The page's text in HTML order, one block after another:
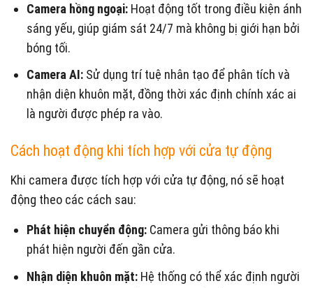
Camera hồng ngoại: Hoạt động tốt trong điều kiện ánh
sáng yếu, giúp giám sát 24/7 mà không bị giới hạn bởi
bóng tối.
Camera AI: Sử dụng trí tuệ nhân tạo để phân tích và
nhận diện khuôn mặt, đồng thời xác định chính xác ai
là người được phép ra vào.
Cách hoạt động khi tích hợp với cửa tự động
Khi camera được tích hợp với cửa tự động, nó sẽ hoạt
động theo các cách sau:
Phát hiện chuyển động: Camera gửi thông báo khi
phát hiện người đến gần cửa.
Nhận diện khuôn mặt: Hệ thống có thể xác định người